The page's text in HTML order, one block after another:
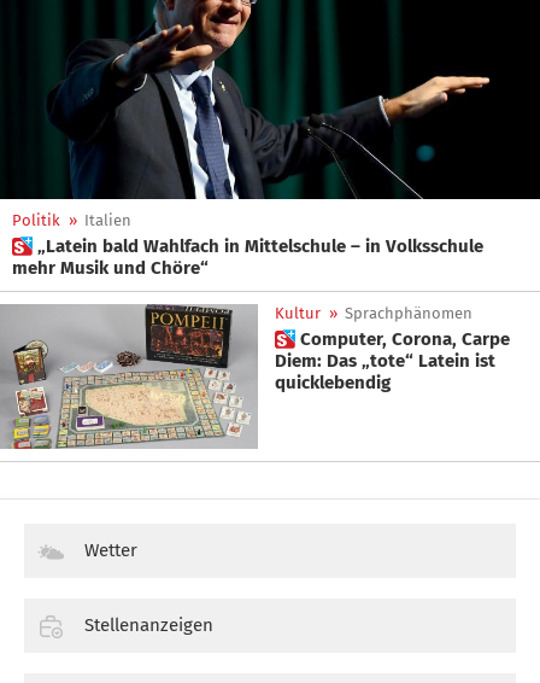
Politik » Italien
 „Latein bald Wahlfach in Mittelschule – in Volksschule
mehr Musik und Chöre“
Kultur » Sprachphänomen
 Computer, Corona, Carpe
Diem: Das „tote“ Latein ist
quicklebendig
Wetter
Stellenanzeigen